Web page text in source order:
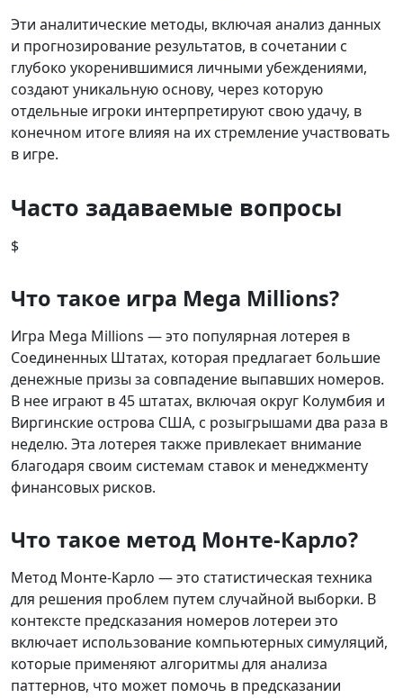
Эти аналитические методы, включая анализ данных
и прогнозирование результатов, в сочетании с
глубоко укоренившимися личными убеждениями,
создают уникальную основу, через которую
отдельные игроки интерпретируют свою удачу, в
конечном итоге влияя на их стремление участвовать
в игре.
Часто задаваемые вопросы
$
Что такое игра Mega Millions?
Игра Mega Millions — это популярная лотерея в
Соединенных Штатах, которая предлагает большие
денежные призы за совпадение выпавших номеров.
В нее играют в 45 штатах, включая округ Колумбия и
Виргинские острова США, с розыгрышами два раза в
неделю. Эта лотерея также привлекает внимание
благодаря своим системам ставок и менеджменту
финансовых рисков.
Что такое метод Монте-Карло?
Метод Монте-Карло — это статистическая техника
для решения проблем путем случайной выборки. В
контексте предсказания номеров лотереи это
включает использование компьютерных симуляций,
которые применяют алгоритмы для анализа
паттернов, что может помочь в предсказании